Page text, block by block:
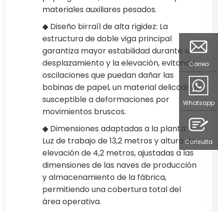
materiales auxiliares pesados.
◆ Diseño birraíl de alta rigidez: La
estructura de doble viga principal
garantiza mayor estabilidad durante el
desplazamiento y la elevación, evitando
oscilaciones que puedan dañar las
bobinas de papel, un material delicado y
susceptible a deformaciones por
movimientos bruscos.
◆ Dimensiones adaptadas a la planta:
Luz de trabajo de 13,2 metros y altura de
elevación de 4,2 metros, ajustadas a las
dimensiones de las naves de producción
y almacenamiento de la fábrica,
permitiendo una cobertura total del
área operativa.
Correo
Whatsapp
Consulta